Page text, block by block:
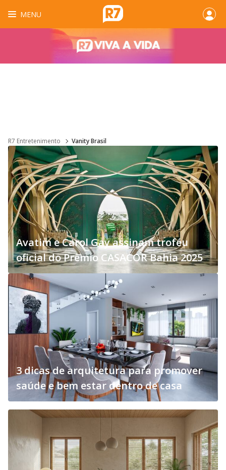
MENU
R7 Entretenimento Vanity Brasil
Avatim e Carol Gay assinam troféu
oficial do Prêmio CASACOR Bahia 2025
3 dicas de arquitetura para promover
saúde e bem estar dentro de casa